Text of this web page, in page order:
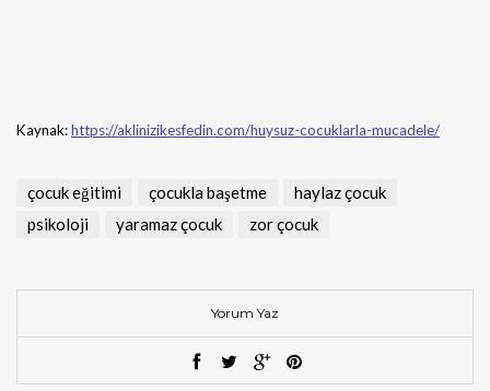
Kaynak:https://aklinizikesfedin.com/huysuz-cocuklarla-mucadele/
çocuk eğitimi çocukla başetme
haylaz çocuk
psikoloji
yaramaz çocuk zor çocuk
Yorum Yaz